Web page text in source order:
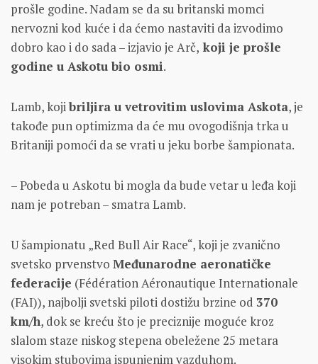
prošle godine. Nadam se da su britanski momci
nervozni kod kuće i da ćemo nastaviti da izvodimo
dobro kao i do sada – izjavio je Arč, koji je prošle
godine u Askotu bio osmi.
Lamb, kojibriljira u vetrovitim uslovima Askota, je
takođe pun optimizma da će mu ovogodišnja trka u
Britaniji pomoći da se vrati u jeku borbe šampionata.
– Pobeda u Askotu bi mogla da bude vetar u leđa koji
nam je potreban – smatra Lamb.
U šampionatu „Red Bull Air Race“, koji je zvanično
svetsko prvenstvo Međunarodne aeronatičke
federacije (Fédération Aéronautique Internationale
(FAI)), najbolji svetski piloti dostižu brzine od 370
km/h, dok se kreću što je preciznije moguće kroz
slalom staze niskog stepena obeležene 25 metara
visokim stubovima ispunjenim vazduhom.